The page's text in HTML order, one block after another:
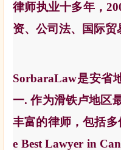
律师执业十多年，
资、公司法、国际
SorbaraLaw是安省
一. 作为滑铁卢地区
丰富的律师，包括
e Best Lawyer in